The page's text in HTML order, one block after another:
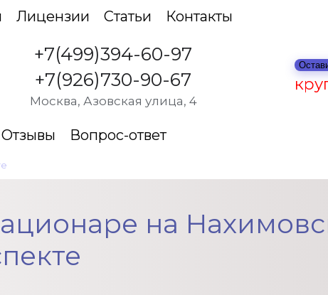
Лицензии Статьи Контакты
+7(499)394-60-97
+7(926)730-90-67
Москва, Азовская улица, 4
Отзывы Вопрос-ответ
на